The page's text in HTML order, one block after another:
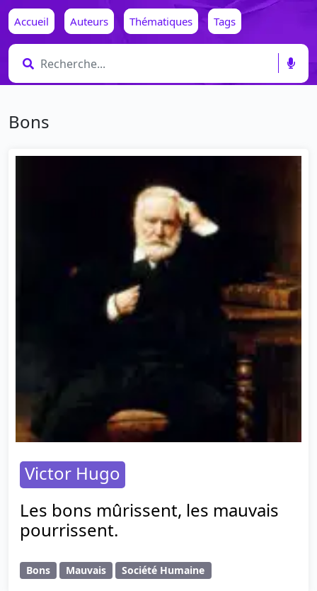
Accueil Auteurs Thématiques Tags
Bons
Victor Hugo
Les bons mûrissent, les mauvais
pourrissent.
Bons Mauvais Société Humaine